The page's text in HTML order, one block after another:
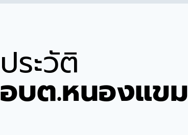
ประวัติ
อบต.หนองแขม